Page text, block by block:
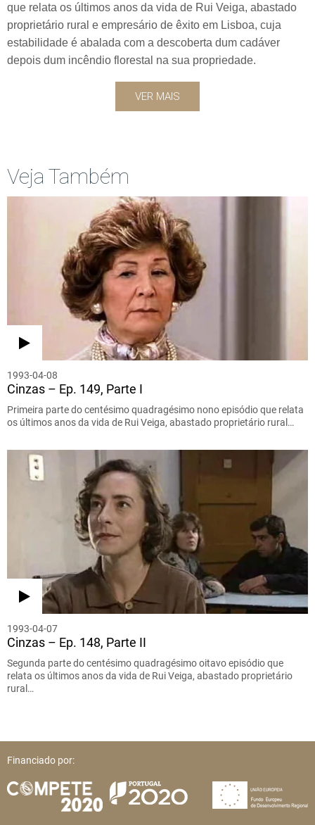
que relata os últimos anos da vida de Rui Veiga, abastado
proprietário rural e empresário de êxito em Lisboa, cuja
estabilidade é abalada com a descoberta dum cadáver
depois dum incêndio florestal na sua propriedade.
VER MAIS
Veja Também
1993-04-08
Cinzas – Ep. 149, Parte I
Primeira parte do centésimo quadragésimo nono episódio que relata
os últimos anos da vida de Rui Veiga, abastado proprietário rural…
1993-04-07
Cinzas – Ep. 148, Parte II
Segunda parte do centésimo quadragésimo oitavo episódio que
relata os últimos anos da vida de Rui Veiga, abastado proprietário
rural…
Financiado por: